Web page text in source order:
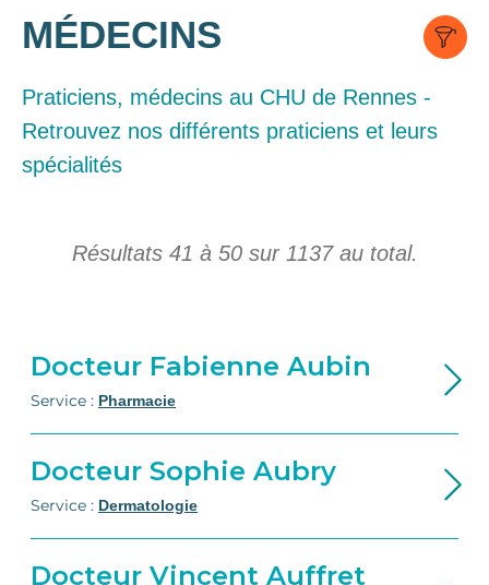
MÉDECINS
Praticiens, médecins au CHU de Rennes -
Retrouvez nos différents praticiens et leurs
spécialités
Résultats 41 à 50 sur 1137 au total.
Docteur Fabienne Aubin
Service : Pharmacie
Docteur Sophie Aubry
Service : Dermatologie
Docteur Vincent Auffret